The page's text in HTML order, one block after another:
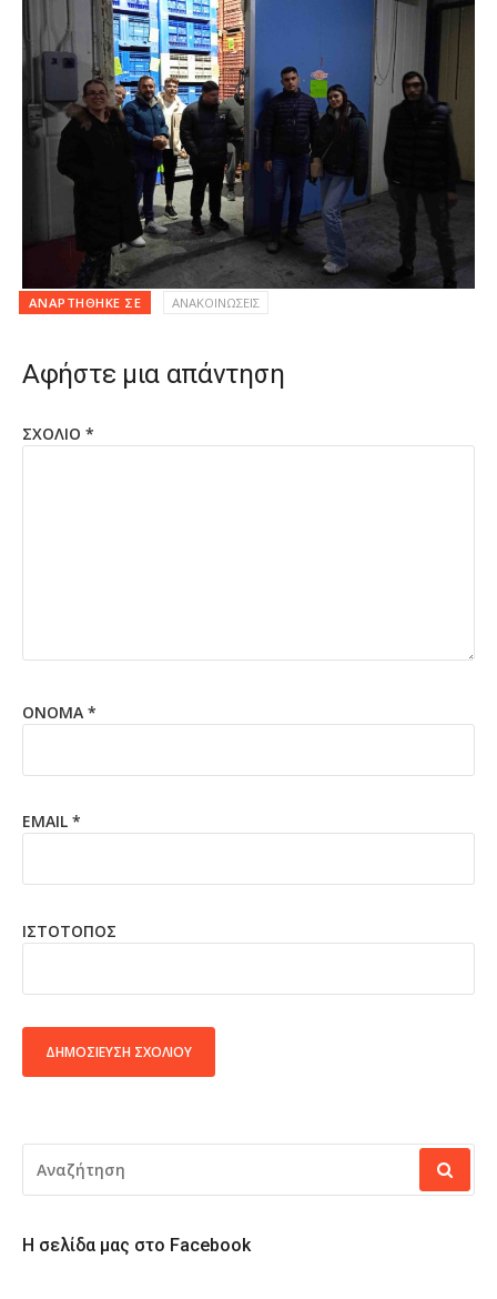
ΑΝΑΡΤΉΘΗΚΕ ΣΕ ΑΝΑΚΟΙΝΩΣΕΙΣ
Αφήστε μια απάντηση
ΣΧΌΛΙΟ *
ΌΝΟΜΑ *
EMAIL *
ΙΣΤΌΤΟΠΟΣ
ΓΙΑ:
Η σελίδα μας στο Facebook